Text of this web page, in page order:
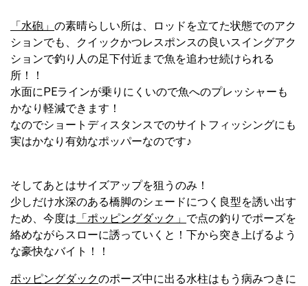
「水砲」 の素晴らしい所は、ロッドを立てた状態でのアク
ションでも、クイックかつレスポンスの良いスイングアク
ションで釣り人の足下付近まで魚を追わせ続けられる
所！！
水面にPEラインが乗りにくいので魚へのプレッシャーも
かなり軽減できます！
なのでショートディスタンスでのサイトフィッシングにも
実はかなり有効なポッパーなのです♪
そしてあとはサイズアップを狙うのみ！
少しだけ水深のある橋脚のシェードにつく良型を誘い出す
ため、今度は 「ポッピングダック」 で点の釣りでポーズを
絡めながらスローに誘っていくと！下から突き上げるよう
な豪快なバイト！！
ポッピングダックのポーズ中に出る水柱はもう病みつきに